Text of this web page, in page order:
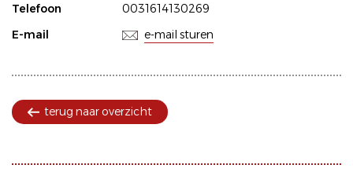
Telefoon
0031614130269
E-mail
e-mail sturen
terug naar overzicht